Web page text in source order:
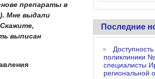
препараты в
Мне выдали
выписан
Последние
поликлиники
специалисты
региональной